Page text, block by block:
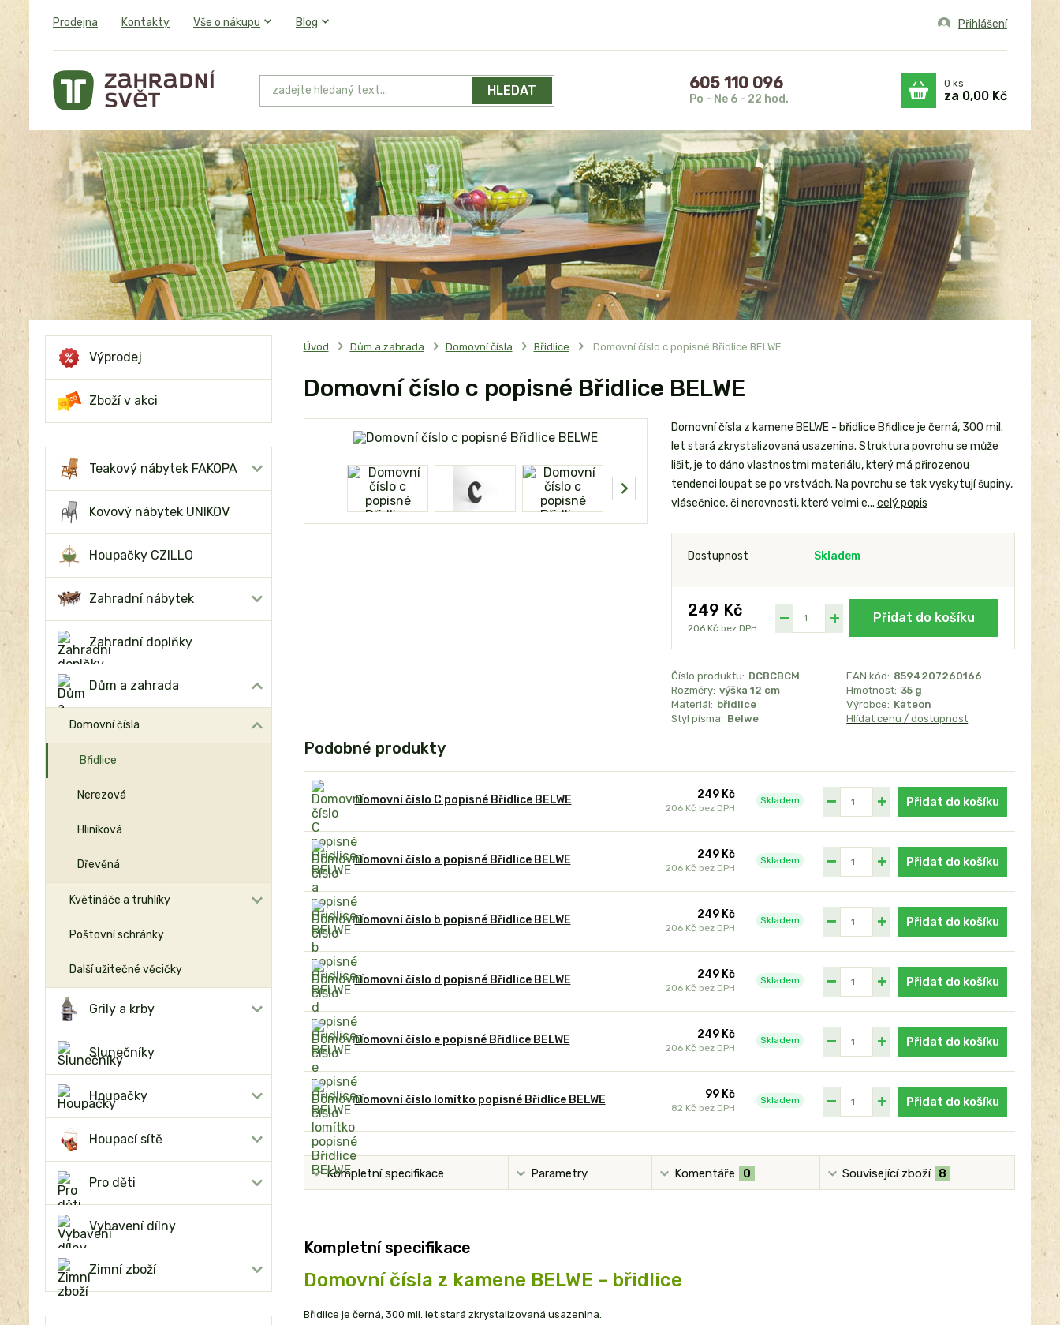
Prodejna Kontakty Vše o nákupu Blog Přihlášení
HLEDAT 605 110 096
Po - Ne 6 - 22 hod.
0 ks
za 0,00 Kč
Výprodej
Zboží v akci
Teakový nábytek FAKOPA
Kovový nábytek UNIKOV
Houpačky CZILLO
Zahradní nábytek
Zahradní doplňky
Dům a zahrada
Domovní čísla
Břidlice
Nerezová
Hliníková
Dřevěná
Květináče a truhlíky
Poštovní schránky
Další užitečné věcičky
Grily a krby
Slunečníky
Houpačky
Houpací sítě
Pro děti
Vybavení dílny
Zimní zboží
Úvod Dům a zahrada Domovní čísla Břidlice Domovní číslo c popisné Břidlice BELWE
Domovní číslo c popisné Břidlice BELWE
Domovní čísla z kamene BELWE - břidlice Břidlice je černá, 300 mil.
let stará zkrystalizovaná usazenina. Struktura povrchu se může
lišit, je to dáno vlastnostmi materiálu, který má přirozenou
tendenci loupat se po vrstvách. Na povrchu se tak vyskytují šupiny,
vlásečnice, či nerovnosti, které velmi e... celý popis
Dostupnost Skladem
249 Kč
206 Kč bez DPH
Přidat do košíku
Číslo produktu: DCBCBCM EAN kód: 8594207260166
Rozměry: výška 12 cm Hmotnost: 35 g
Materiál: břidlice Výrobce: Kateon
Styl písma: Belwe Hlídat cenu / dostupnost
Podobné produkty
Domovní číslo C popisné Břidlice BELWE 249 Kč
206 Kč bez DPH
Skladem Přidat do košíku
Domovní číslo a popisné Břidlice BELWE 249 Kč
206 Kč bez DPH
Skladem Přidat do košíku
Domovní číslo b popisné Břidlice BELWE 249 Kč
206 Kč bez DPH
Skladem Přidat do košíku
Domovní číslo d popisné Břidlice BELWE 249 Kč
206 Kč bez DPH
Skladem Přidat do košíku
Domovní číslo e popisné Břidlice BELWE 249 Kč
206 Kč bez DPH
Skladem Přidat do košíku
Domovní číslo lomítko popisné Břidlice BELWE 99 Kč
82 Kč bez DPH
Skladem Přidat do košíku
Kompletní specifikace Parametry Komentáře 0 Související zboží 8
Kompletní specifikace
Domovní čísla z kamene BELWE - břidlice
Břidlice je černá, 300 mil. let stará zkrystalizovaná usazenina.